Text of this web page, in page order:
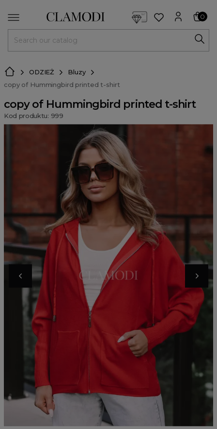
0
ODZIEŻ
Bluzy
copy of Hummingbird printed t-shirt
copy of Hummingbird printed t-shirt
Kod produktu: 999